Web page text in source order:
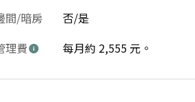
間/暗房
否/是
理費
每月約 2,555 元。